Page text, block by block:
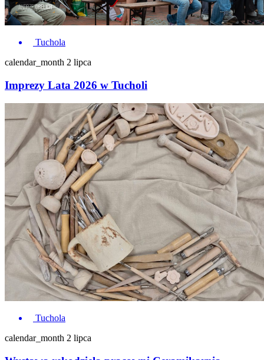
Tuchola
calendar_month 2 lipca
Imprezy Lata 2026 w Tucholi
Tuchola
calendar_month 2 lipca